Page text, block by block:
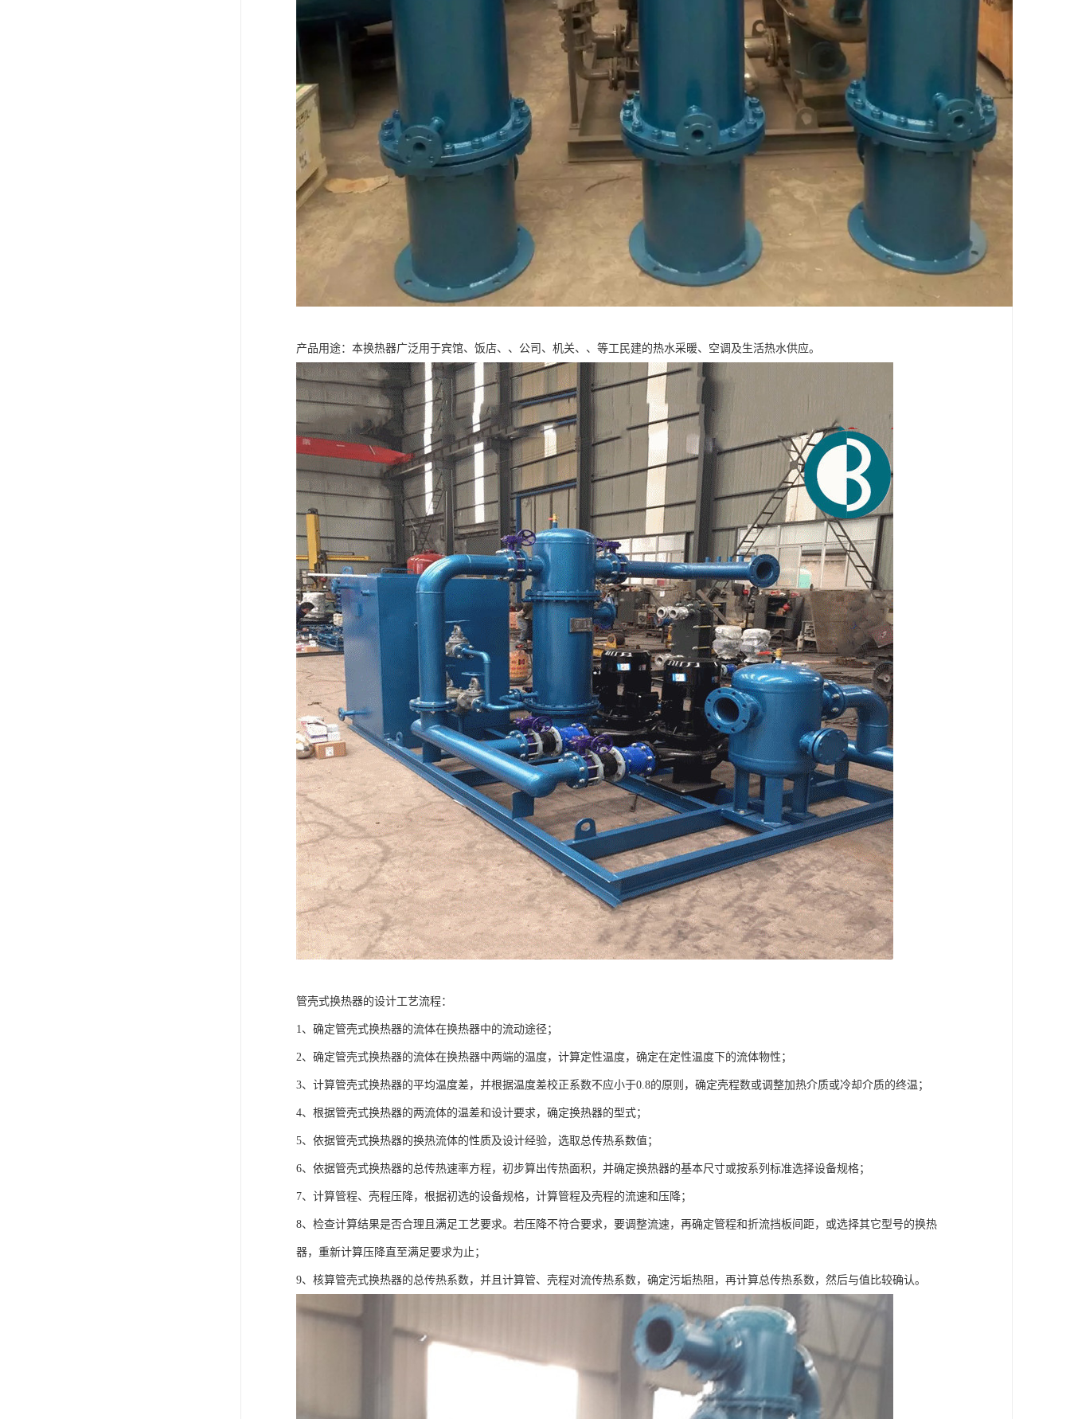
产品用途：本换热器广泛用于宾馆、饭店、、公司、机关、、等工民建的热水采暖、空调及生活热水供应。
管壳式换热器的设计工艺流程：
1、确定管壳式换热器的流体在换热器中的流动途径；
2、确定管壳式换热器的流体在换热器中两端的温度，计算定性温度，确定在定性温度下的流体物性；
3、计算管壳式换热器的平均温度差，并根据温度差校正系数不应小于0.8的原则，确定壳程数或调整加热介质或冷却介质的终温；
4、根据管壳式换热器的两流体的温差和设计要求，确定换热器的型式；
5、依据管壳式换热器的换热流体的性质及设计经验，选取总传热系数值；
6、依据管壳式换热器的总传热速率方程，初步算出传热面积，并确定换热器的基本尺寸或按系列标准选择设备规格；
7、计算管程、壳程压降，根据初选的设备规格，计算管程及壳程的流速和压降；
8、检查计算结果是否合理且满足工艺要求。若压降不符合要求，要调整流速，再确定管程和折流挡板间距，或选择其它型号的换热
器，重新计算压降直至满足要求为止；
9、核算管壳式换热器的总传热系数，并且计算管、壳程对流传热系数，确定污垢热阻，再计算总传热系数，然后与值比较确认。